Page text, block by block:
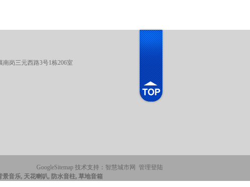
岗三元西路3号1栋206室
GoogleSitemap 技术支持： 智慧城市网
管理登陆
音乐, 天花喇叭, 防水音柱, 草地音箱